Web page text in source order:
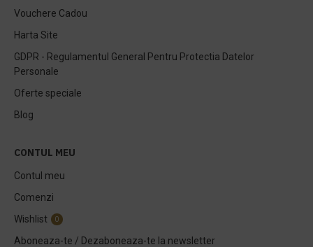
Vouchere Cadou
Harta Site
GDPR - Regulamentul General Pentru Protectia Datelor
Personale
Oferte speciale
Blog
CONTUL MEU
Contul meu
Comenzi
Wishlist
0
Aboneaza-te / Dezaboneaza-te la newsletter